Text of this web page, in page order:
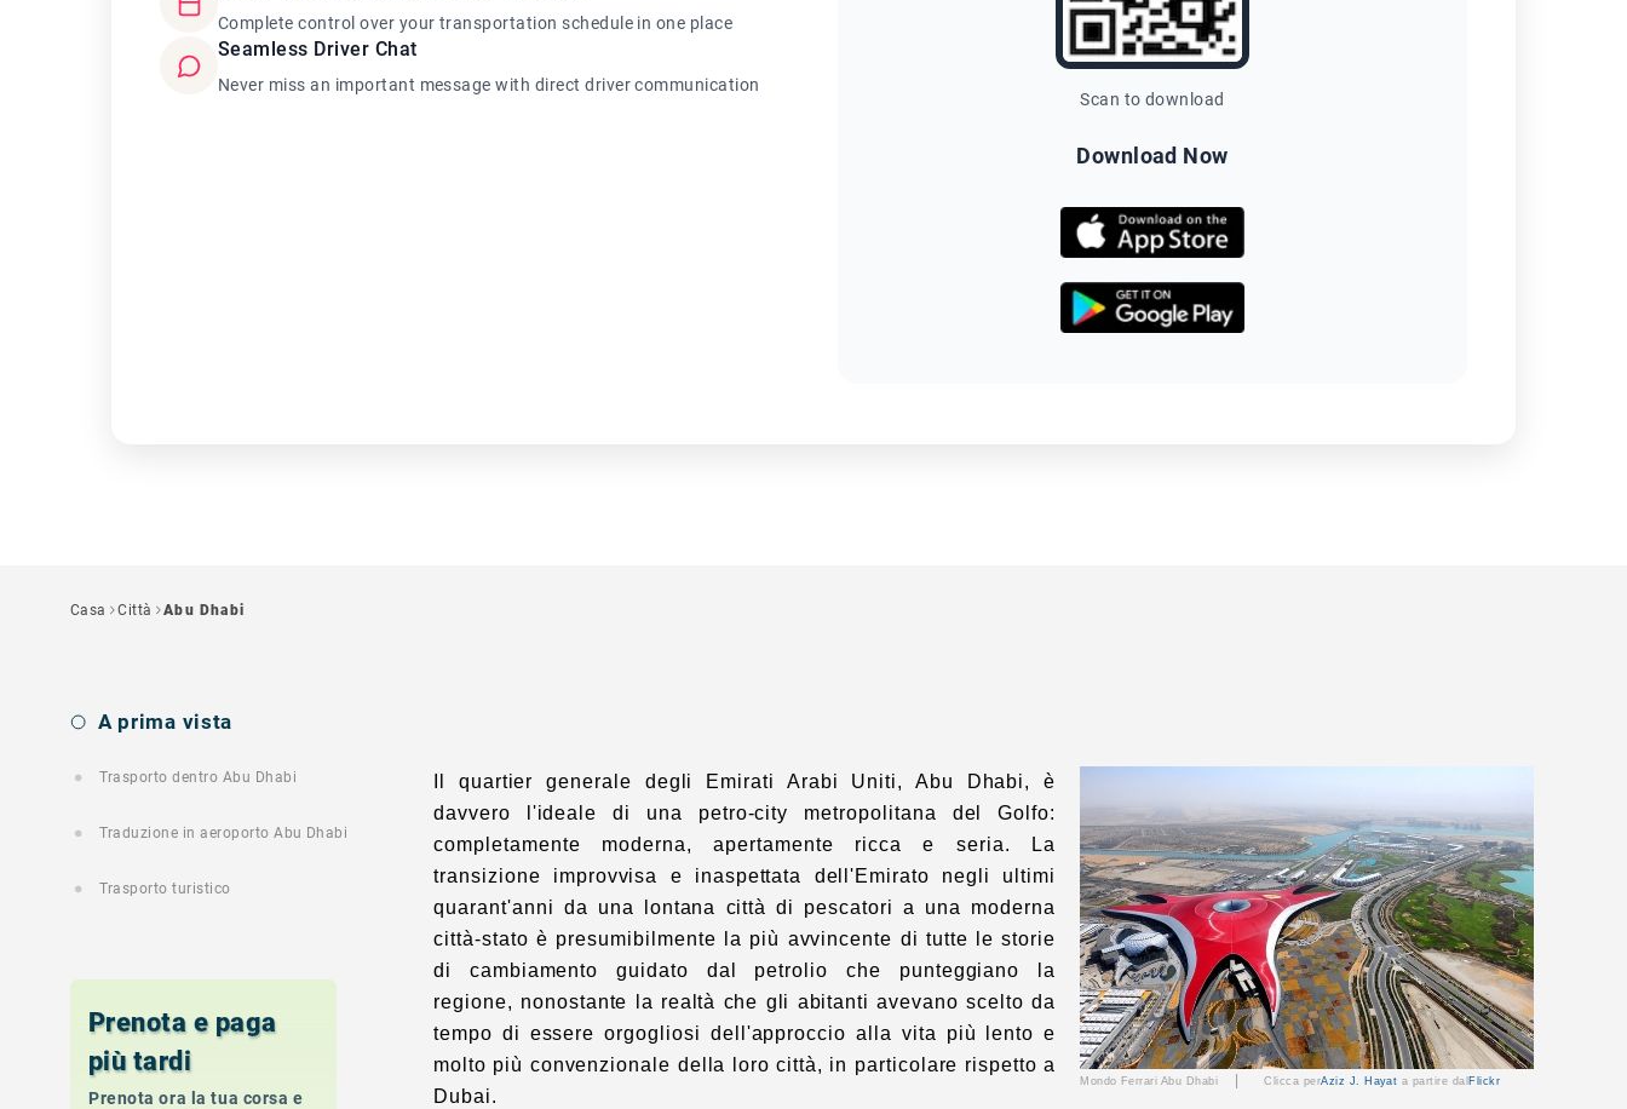
Complete control over your transportation schedule in one place
Seamless Driver Chat
Never miss an important message with direct driver communication
Scan to download
Download Now
Casa Città Abu Dhabi
A prima vista
Trasporto dentro Abu Dhabi
Traduzione in aeroporto Abu Dhabi
Trasporto turistico
Prenota e paga
più tardi
Prenota ora la tua corsa e
Mondo Ferrari Abu Dhabi |Clicca perAziz J. Hayat a partire dal Flickr
Il quartier generale degli Emirati Arabi Uniti, Abu Dhabi, è
davvero l'ideale di una petro-city metropolitana del Golfo:
completamente moderna, apertamente ricca e seria. La
transizione improvvisa e inaspettata dell'Emirato negli ultimi
quarant'anni da una lontana città di pescatori a una moderna
città-stato è presumibilmente la più avvincente di tutte le storie
di cambiamento guidato dal petrolio che punteggiano la
regione, nonostante la realtà che gli abitanti avevano scelto da
tempo di essere orgogliosi dell'approccio alla vita più lento e
molto più convenzionale della loro città, in particolare rispetto a
Dubai.